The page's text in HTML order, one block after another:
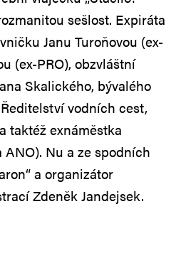
sešlost. Expiráta
Janu Turoňovou (ex-
(ex-PRO), obzvláštní
Skalického, bývalého
vodních cest,
taktéž exnáměstka
Nu a ze spodních
a organizátor
Zdeněk Jandejsek.